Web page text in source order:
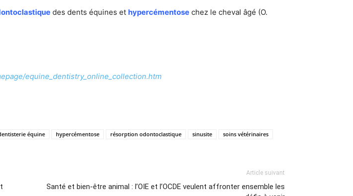
des dents équines et hypercémentose chez le cheval âgé (O.
equine_dentistry_online_collection.htm
équine hypercémentose résorption odontoclastique sinusite
soins vétérinaires
Article suivant
Santé et bien-être animal : l’OIE et l’OCDE veulent affronter ensemble les